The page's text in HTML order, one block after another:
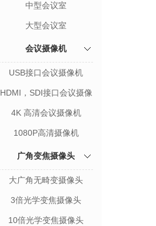
中型会议室
大型会议室
会议摄像机
USB接口会议摄像机
HDMI，SDI接口会议摄像
4K 高清会议摄像机
1080P高清摄像机
广角变焦摄像头
大广角无畸变摄像头
3倍光学变焦摄像头
10倍光学变焦摄像头